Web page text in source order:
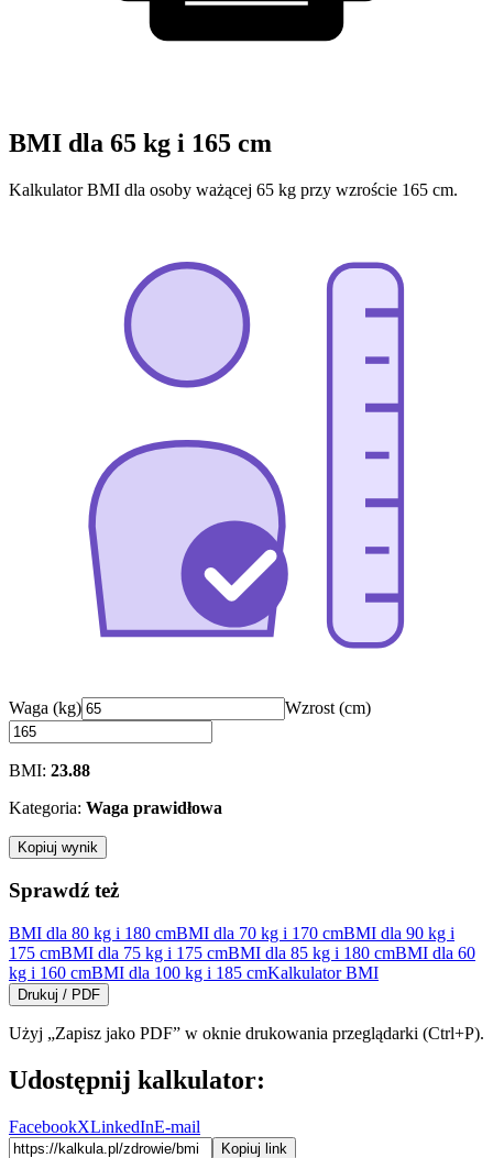
BMI dla 65 kg i 165 cm
Kalkulator BMI dla osoby ważącej 65 kg przy wzroście 165 cm.
Waga (kg) Wzrost (cm)
BMI: 23.88
Kategoria: Waga prawidłowa
Kopiuj wynik
Sprawdź też
BMI dla 80 kg i 180 cmBMI dla 70 kg i 170 cmBMI dla 90 kg i
175 cmBMI dla 75 kg i 175 cmBMI dla 85 kg i 180 cmBMI dla 60
kg i 160 cmBMI dla 100 kg i 185 cmKalkulator BMI
Drukuj / PDF
Użyj „Zapisz jako PDF” w oknie drukowania przeglądarki (Ctrl+P).
Udostępnij kalkulator:
FacebookXLinkedInE-mail
Kopiuj link